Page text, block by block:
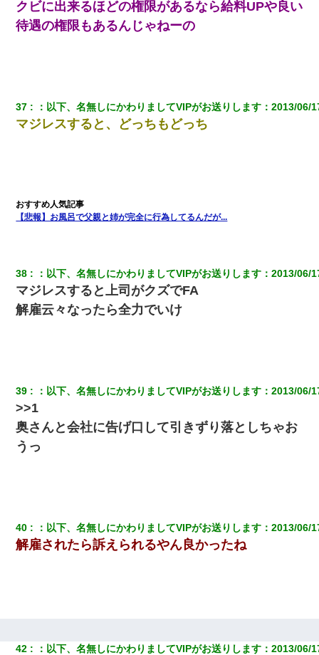
クビに出来るほどの権限があるなら給料UPや良い
待遇の権限もあるんじゃねーの
37 ： 以下、名無しにかわりましてVIPがお送りします ：2013/06/
マジレスすると、どっちもどっち
【悲報】お風呂で父親と姉が完全に行為してるんだが...
38 ： 以下、名無しにかわりましてVIPがお送りします ：2013/06/
マジレスすると上司がクズでFA
解雇云々なったら全力でいけ
39 ： 以下、名無しにかわりましてVIPがお送りします ：2013/06/
>>1
奥さんと会社に告げ口して引きずり落としちゃお
うっ
40 ： 以下、名無しにかわりましてVIPがお送りします ：2013/06/
解雇されたら訴えられるやん良かったね
42 ： 以下、名無しにかわりましてVIPがお送りします ：2013/06/